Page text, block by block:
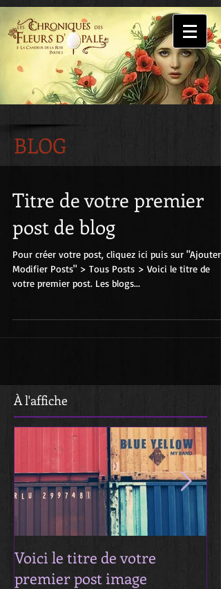
BLOG
Titre de votre premier
post de blog
Pour créer votre post, cliquez ici puis sur "Ajouter
Modifier Posts" > Tous Posts > Voici le titre de
votre premier post. Les blogs...
Àl'affiche
Voici le titre de votre
premier post image